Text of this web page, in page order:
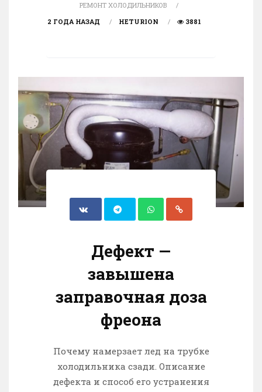
РЕМОНТ ХОЛОДИЛЬНИКОВ
2 ГОДА НАЗАД
HETURION 3881
Дефект —
завышена
заправочная доза
фреона
Почему намерзает лед на трубке
холодильника сзади. Описание
дефекта и способ его устранения